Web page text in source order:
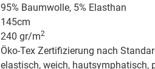
95% Baumwolle, 5% Elasthan
145cm
240 gr/m2
Öko-Tex Zertifizierung nach
elastisch, weich, hautsymphatisch,